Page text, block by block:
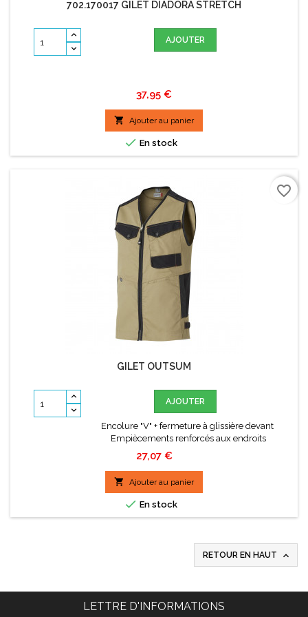
702.170017 GILET DIADORA STRETCH
AJOUTER
Prix
37,95 €
 Ajouter au panier
 En stock
GILET OUTSUM
AJOUTER
Encolure "V" + fermeture à glissière devant
Empiècements renforcés aux endroits
stratégiques Pattes de serrage de chaque côté Dos
couvre reins Nombreuses poches Solidité
renforcée par piqûres gros fil et points d'arrêts
Prix
27,07 €
 Ajouter au panier
 En stock
favorite_border
RETOUR EN HAUT 
LETTRE D'INFORMATIONS